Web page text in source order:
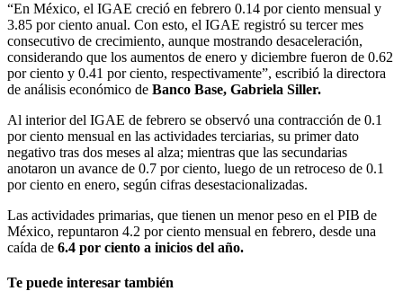
“En México, el IGAE creció en febrero 0.14 por ciento mensual y
3.85 por ciento anual. Con esto, el IGAE registró su tercer mes
consecutivo de crecimiento, aunque mostrando desaceleración,
considerando que los aumentos de enero y diciembre fueron de 0.62
por ciento y 0.41 por ciento, respectivamente”, escribió la directora
de análisis económico de Banco Base, Gabriela Siller.
Al interior del IGAE de febrero se observó una contracción de 0.1
por ciento mensual en las actividades terciarias, su primer dato
negativo tras dos meses al alza; mientras que las secundarias
anotaron un avance de 0.7 por ciento, luego de un retroceso de 0.1
por ciento en enero, según cifras desestacionalizadas.
Las actividades primarias, que tienen un menor peso en el PIB de
México, repuntaron 4.2 por ciento mensual en febrero, desde una
caída de 6.4 por ciento a inicios del año.
Te puede interesar también